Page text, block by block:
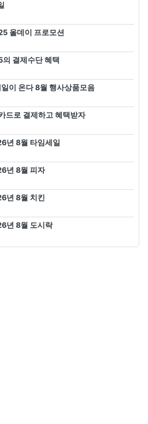
올데이 프로모션
결제수단 혜택
이 온다 8월 행사상품모음
드로 결제하고 혜택받자
년 8월 타임세일
년 8월 피자
년 8월 치킨
년 8월 도시락